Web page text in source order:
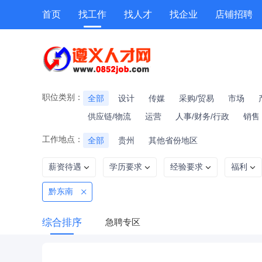
首页 找工作 找人才 找企业 店铺招聘
职位类别： 全部 设计 传媒 采购/贸易 市场
供应链/物流
运营 人事/财务/行政 销售
工作地点： 全部 贵州 其他省份地区
薪资待遇 学历要求 经验要求 福利
黔东南
综合排序 急聘专区